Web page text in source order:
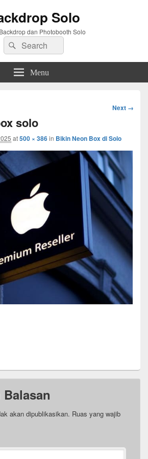
Solo
dan Photobooth Solo
Search
for:
Search
Menu
Image
Next →
solo
at500 × 386in Bikin Neon Box di Solo
akan dipublikasikan. Ruas yang wajib